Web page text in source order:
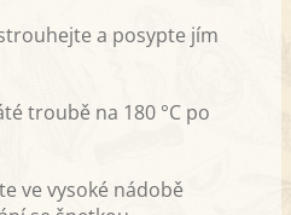
a posypte jím
troubě na 180 °C po
ve vysoké nádobě